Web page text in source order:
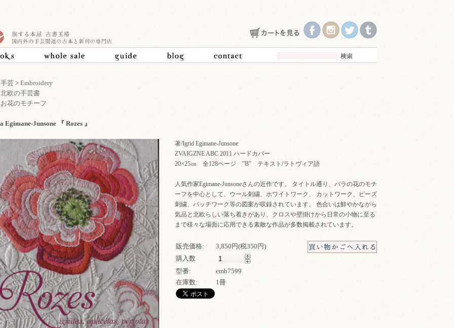
手芸 > Embroidery
北欧の手芸書
お花のモチーフ
Egimane-Junsone 『 Rozes 』
著/Igrid Egimane-Junsone
ZVAIGZNE ABC 2011 ハードカバー
20×25㎝ 全128ページ ”B” テキスト/ラトヴィア語
人気作家Egimane-Junsoneさんの近作です。 タイトル通り、バラの花のモチ
ーフを中心として、ウール刺繍、ホワイトワーク、 カットワーク、ビーズ
刺繍、パッチワーク等の図案が収録されています。 色合いは鮮やかながら
気品と北欧らしい落ち着きがあり、クロスや壁掛けから日常の小物に至る
まで様々な場面に応用できる素敵な作品が多数掲載されています。
販売価格:
3,850円(税350円)
購入数
型番:
emb7599
在庫数:
1冊